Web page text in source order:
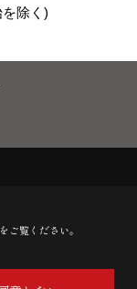
除く)
ご覧ください。